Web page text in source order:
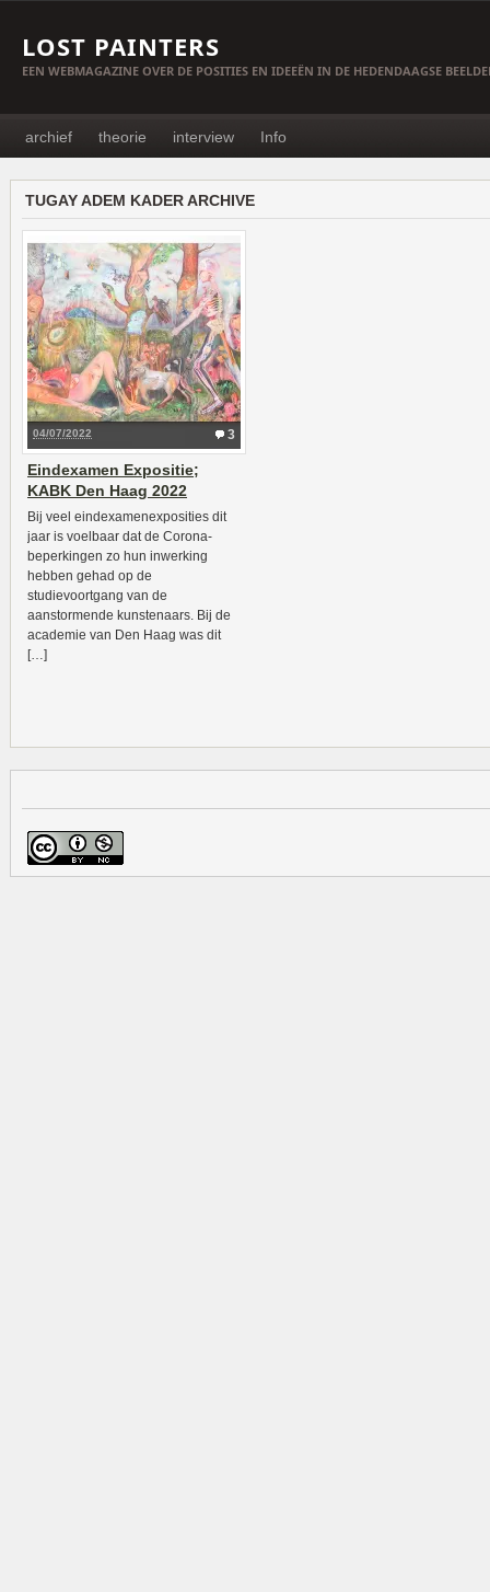
LOST PAINTERS
EEN WEBMAGAZINE OVER DE POSITIES EN IDEEËN IN DE HEDENDAAGSE
archief theorie interview Info
TUGAY ADEM KADER ARCHIVE
3
04/07/2022
Eindexamen Expositie;
KABK Den Haag 2022
Bij veel eindexamenexposities dit
jaar is voelbaar dat de Corona-
beperkingen zo hun inwerking
hebben gehad op de
studievoortgang van de
aanstormende kunstenaars. Bij de
academie van Den Haag was dit
[…]